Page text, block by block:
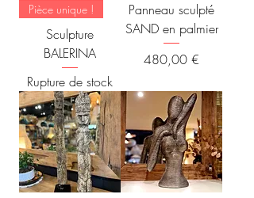
Pièce unique !
Sculpture
BALERINA
Rupture de stock
Panneau sculpté
SAND en palmier
Prix
480,00 €